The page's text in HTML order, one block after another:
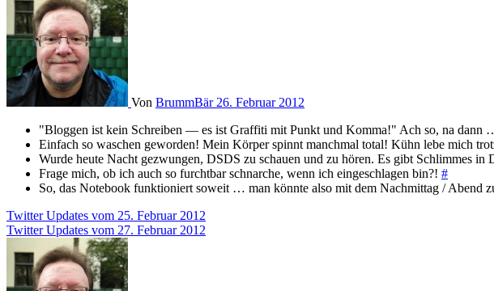
Von BrummBär 26. Februar 2012
"Bloggen ist kein Schreiben — es ist Graffiti mit Punkt und Komma!" Ach so, na dann
Einfach so waschen geworden! Mein Körper spinnt manchmal total! Kühn lebe mich
Wurde heute Nacht gezwungen, DSDS zu schauen und zu hören. Es gibt Schlimmes in
Frage mich, ob ich auch so furchtbar schnarche, wenn ich eingeschlagen bin?! #
So, das Notebook funktioniert soweit … man könnte also mit dem Nachmittag / Abend
Beitragsnavigation
Twitter Updates vom 25. Februar 2012
Twitter Updates vom 27. Februar 2012